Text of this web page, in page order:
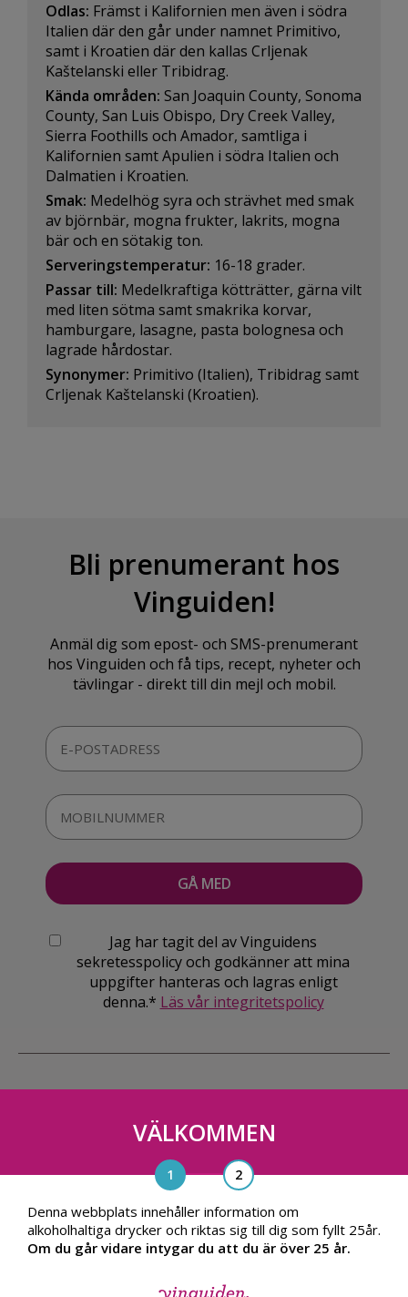
Odlas: Främst i Kalifornien men även i södra
Italien där den går under namnet Primitivo,
samt i Kroatien där den kallas Crljenak
Kaštelanski eller Tribidrag.
Kända områden: San Joaquin County, Sonoma
County, San Luis Obispo, Dry Creek Valley,
Sierra Foothills och Amador, samtliga i
Kalifornien samt Apulien i södra Italien och
Dalmatien i Kroatien.
Smak: Medelhög syra och strävhet med smak
av björnbär, mogna frukter, lakrits, mogna
bär och en sötakig ton.
Serveringstemperatur: 16-18 grader.
Passar till: Medelkraftiga kötträtter, gärna vilt
med liten sötma samt smakrika korvar,
hamburgare, lasagne, pasta bolognesa och
lagrade hårdostar.
Synonymer: Primitivo (Italien), Tribidrag samt
Crljenak Kaštelanski (Kroatien).
Bli prenumerant hos
Vinguiden!
Anmäl dig som epost- och SMS-prenumerant
hos Vinguiden och få tips, recept, nyheter och
tävlingar - direkt till din mejl och mobil.
Jag har tagit del av Vinguidens
sekretesspolicy och godkänner att mina
uppgifter hanteras och lagras enligt
denna.* Läs vår integritetspolicy
Vinguiden Nordic AB
Blasieholmsgatan 4A, 111 48, Stockholm
info@vinguiden.com
VÄLKOMMEN
Denna webbplats innehåller information om
alkoholhaltiga drycker och riktas sig till dig som fyllt 25år.
Om du går vidare intygar du att du är över 25 år.